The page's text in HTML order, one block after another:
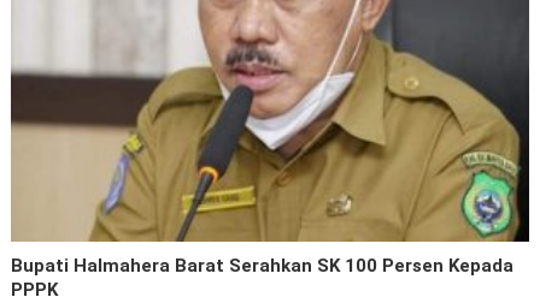
Bupati Halmahera Barat Serahkan SK 100 Persen Kepada
PPPK